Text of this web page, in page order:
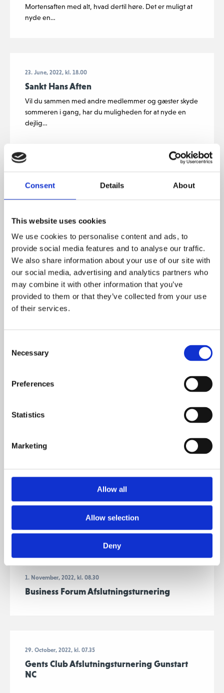
Consent Details About
This website uses cookies
We use cookies to personalise content and ads, to
provide social media features and to analyse our traffic.
We also share information about your use of our site with
our social media, advertising and analytics partners who
may combine it with other information that you’ve
provided to them or that they’ve collected from your use
of their services.
Selection
Necessary
Preferences
Statistics
Marketing
Allow all
Allow selection
Deny
Mortensaften med alt, hvad dertil høre. Det er muligt at
nyde en…
23. June, 2022, kl. 18.00
Sankt Hans Aften
Vil du sammen med andre medlemmer og gæster skyde
sommeren i gang, har du muligheden for at nyde en
dejlig…
Drinks og Musik for medlemmer
omkring jer medlemmer med god musik på terrassen.
23. April, 2022, kl. 07.35
Åbningsfest 23. April
Lørdag den 23. april byder The Scandinavian på
18. April, 2022, kl. 12.00
Søndag den 17. april samt mandag den 18. april inviterer
The Waters på påskefrokost. Her vil man kunne nyde en…
1. November, 2022, kl. 08.30
Business Forum Afslutningsturnering
29. October, 2022, kl. 07.35
Gents Club Afslutningsturnering Gunstart
NC